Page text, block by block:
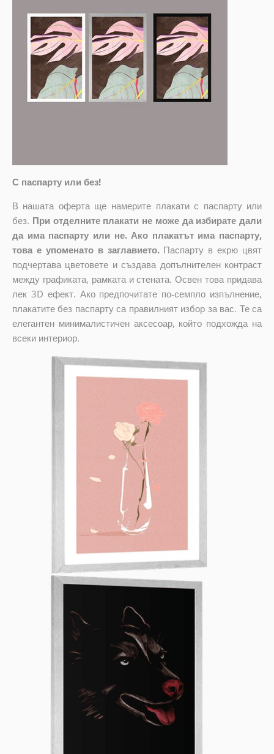
С паспарту или без!
В нашата оферта ще намерите плакати с паспарту или
без. При отделните плакати не може да избирате дали
да има паспарту или не. Ако плакатът има паспарту,
това е упоменато в заглавието. Паспарту в екрю цвят
подчертава цветовете и създава допълнителен контраст
между графиката, рамката и стената. Освен това придава
лек 3D ефект. Ако предпочитате по-семпло изпълнение,
плакатите без паспарту са правилният избор за вас. Те са
елегантен минималистичен аксесоар, който подхожда на
всеки интериор.